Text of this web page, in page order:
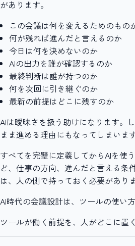
があります。
この会議は何を変えるためのもの
何が残れば進んだと言えるのか
今日は何を決めないのか
AIの出力を誰が確認するのか
最終判断は誰が持つのか
何を次回に引き継ぐのか
最新の前提はどこに残すのか
AIは曖昧さを扱う助けになります。
まま進める理由にもなってしまいます
すべてを完璧に定義してからAIを使
ど、仕事の方向、進んだと言える条
は、人の側で持っておく必要がありま
AI時代の会議設計は、ツールの使い
ツールが働く前提を、人がどこに置